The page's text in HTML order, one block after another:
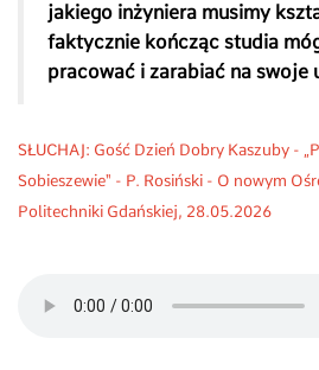
jakiego inżyniera musimy
faktycznie kończąc studia
pracować i zarabiać na swoje
SŁUCHAJ: Gość Dzień Dobry Kaszuby -
Sobieszewie" - P. Rosiński - O nowym
Politechniki Gdańskiej, 28.05.2026